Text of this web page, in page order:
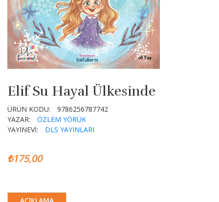
Elif Su Hayal Ülkesinde
ÜRÜN KODU:
9786256787742
YAZAR:
ÖZLEM YÖRÜK
YAYINEVİ:
DLS YAYINLARI
₺175,00